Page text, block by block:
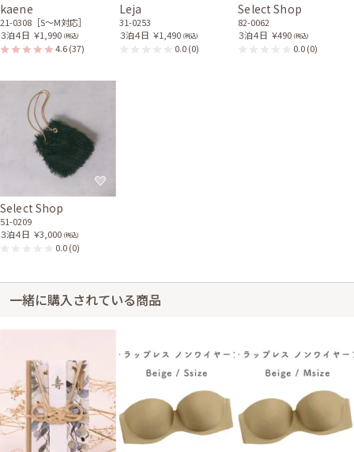
kaene
21-0308［S〜M対応］
３泊４日 ￥1,990 (税込)
4.6(37)
Leja
31-0253
３泊４日 ￥1,490 (税込)
0.0(0)
Select Shop
82-0062
３泊４日 ￥490 (税込)
0.0(0)
Select Shop
51-0209
３泊４日 ￥3,000 (税込)
0.0(0)
一緒に購入されている商品